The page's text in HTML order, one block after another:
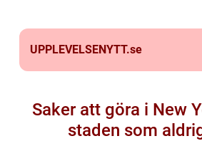
UPPLEVELSENYTT.se
Saker att göra i New
staden som